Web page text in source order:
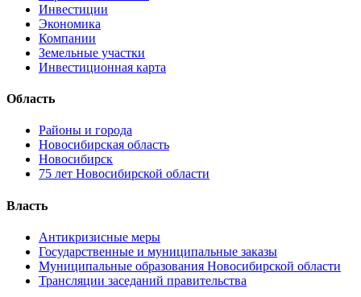
Инвестиции
Экономика
Компании
Земельные участки
Инвестиционная карта
Область
Районы и города
Новосибирская область
Новосибирск
75 лет Новосибирской области
Власть
Антикризисные меры
Государственные и муниципальные заказы
Муниципальные образования Новосибирской области
Трансляции заседаний правительства